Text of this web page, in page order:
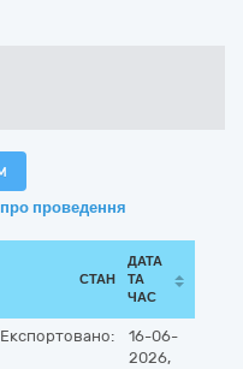
проведення
СТАН
ДАТА
ТА
ЧАС
Експортовано:
16-06-
2026,